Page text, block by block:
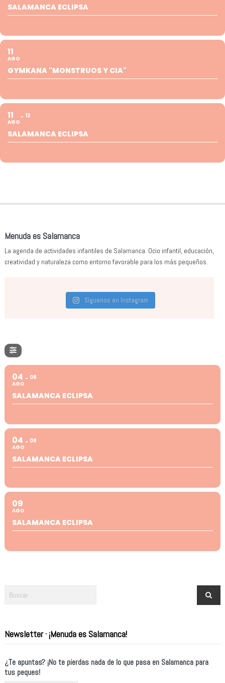
SALAMANCA ECLIPSA
11
AGO
GYMKANA "MONSTRUOS Y CIA"
11
AGO
12
SALAMANCA ECLIPSA
Menuda es Salamanca
La agenda de actividades infantiles de Salamanca. Ocio infantil, educación,
creatividad y naturaleza como entorno favorable para los más pequeños.
Síguenos en Instagram
04
AGO
08
SALAMANCA ECLIPSA
04
AGO
08
SALAMANCA ECLIPSA
09
AGO
SALAMANCA ECLIPSA
Newsletter · ¡Menuda es Salamanca!
¿Te apuntas? ¡No te pierdas nada de lo que pasa en Salamanca para
tus peques!